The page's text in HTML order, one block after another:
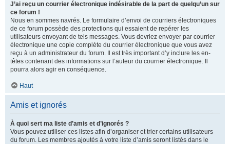
J’ai reçu un courrier électronique indésirable de la part de quelqu’un sur
ce forum !
Nous en sommes navrés. Le formulaire d’envoi de courriers électroniques
de ce forum possède des protections qui essaient de repérer les
utilisateurs envoyant de tels messages. Vous devriez envoyer par courrier
électronique une copie complète du courrier électronique que vous avez
reçu à un administrateur du forum. Il est très important d’y inclure les en-
têtes contenant des informations sur l’auteur du courrier électronique. Il
pourra alors agir en conséquence.
Haut
Amis et ignorés
À quoi sert ma liste d’amis et d’ignorés ?
Vous pouvez utiliser ces listes afin d’organiser et trier certains utilisateurs
du forum. Les membres ajoutés à votre liste d’amis seront listés dans le